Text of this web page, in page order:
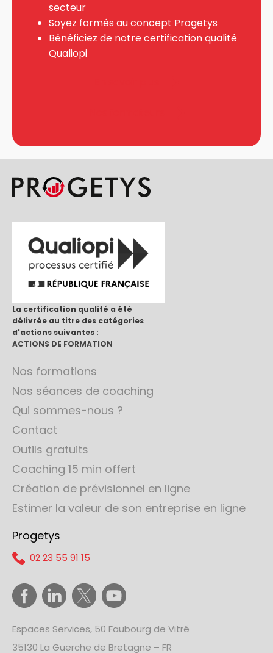
secteur
Soyez formés au concept Progetys
Bénéficiez de notre certification qualité
Qualiopi
La certification qualité a été
délivrée au titre des catégories
d'actions suivantes :
ACTIONS DE FORMATION
Nos formations
Nos séances de coaching
Qui sommes-nous ?
Contact
Outils gratuits
Coaching 15 min offert
Création de prévisionnel en ligne
Estimer la valeur de son entreprise en ligne
Progetys
02 23 55 91 15
Espaces Services, 50 Faubourg de Vitré
35130 La Guerche de Bretagne – FR